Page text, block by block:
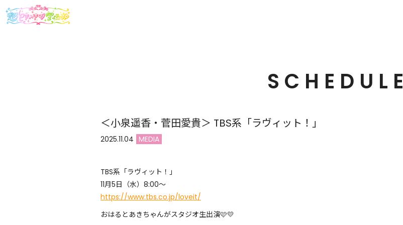
SCHEDULE
＜小泉遥香・菅田愛貴＞ TBS系「ラヴィット！」
2025.11.04 MEDIA
TBS系「ラヴィット！」
11月5日（水）8:00〜
https://www.tbs.co.jp/loveit/
おはるとあきちゃんがスタジオ生出演🩷💛